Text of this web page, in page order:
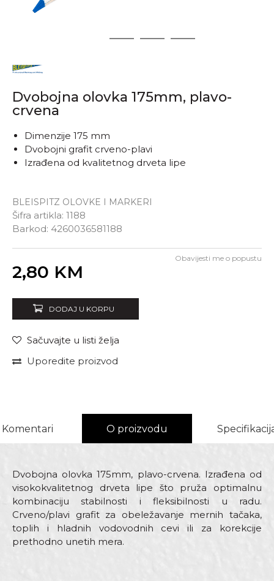
2 3 4
Dvobojna olovka 175mm, plavo-
crvena
BLEISPITZ OLOVKE I MARKERI
Šifra artikla: 1188
Barkod: 4260036581188
Dimenzije 175 mm
Dvobojni grafit crveno-plavi
Izrađena od kvalitetnog drveta lipe
2,80 KM
Obavijesti me o popustu
DODAJ U KORPU
Sačuvajte u listi želja
Uporedite proizvod
Komentari O proizvodu
Dvobojna olovka 175mm, plavo-crvena. Izrađena od
visokokvalitetnog drveta lipe što pruža optimalnu
kombinaciju stabilnosti i fleksibilnosti u radu.
Crveno/plavi grafit za obeležavanje mernih tačaka,
toplih i hladnih vodovodnih cevi ili za korekcije
prethodno unetih mera.